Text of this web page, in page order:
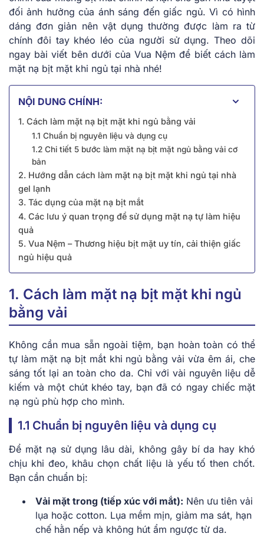
đối ảnh hưởng của ánh sáng đến giấc ngủ. Vì có hình
dáng đơn giản nên vật dụng thường được làm ra từ
chính đôi tay khéo léo của người sử dụng. Theo dõi
ngay bài viết bên dưới của Vua Nệm để biết cách làm
mặt nạ bịt mặt khi ngủ tại nhà nhé!
NỘI DUNG CHÍNH:
1. Cách làm mặt nạ bịt mặt khi ngủ bằng vải
1.1 Chuẩn bị nguyên liệu và dụng cụ
1.2 Chi tiết 5 bước làm mặt nạ bịt mặt ngủ bằng vải cơ
bản
2. Hướng dẫn cách làm mặt nạ bịt mặt khi ngủ tại nhà
gel lạnh
3. Tác dụng của mặt nạ bịt mắt
4. Các lưu ý quan trọng để sử dụng mặt nạ tự làm hiệu
quả
5. Vua Nệm – Thương hiệu bịt mặt uy tín, cải thiện giấc
ngủ hiệu quả
1. Cách làm mặt nạ bịt mặt khi ngủ
bằng vải
Không cần mua sẵn ngoài tiệm, bạn hoàn toàn có thể
tự làm mặt nạ bịt mắt khi ngủ bằng vải vừa êm ái, che
sáng tốt lại an toàn cho da. Chỉ với vài nguyên liệu dễ
kiếm và một chút khéo tay, bạn đã có ngay chiếc mặt
nạ ngủ phù hợp cho mình.
1.1 Chuẩn bị nguyên liệu và dụng cụ
Để mặt nạ sử dụng lâu dài, không gây bí da hay khó
chịu khi đeo, khâu chọn chất liệu là yếu tố then chốt.
Bạn cần chuẩn bị:
Vải mặt trong (tiếp xúc với mắt): Nên ưu tiên vải
lụa hoặc cotton. Lụa mềm mịn, giảm ma sát, hạn
chế hằn nếp và không hút ẩm ngược từ da.